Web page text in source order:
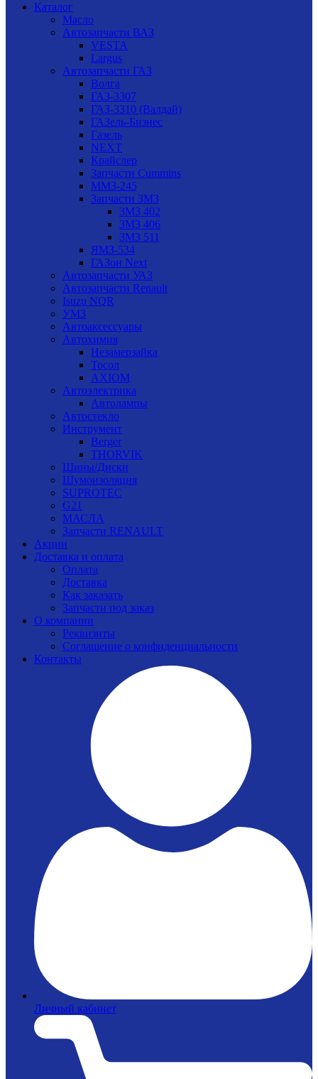
Каталог
Масло
Автозапчасти ВАЗ
VESTA
Largus
Автозапчасти ГАЗ
Волга
ГАЗ-3307
ГАЗ-3310 (Валдай)
ГАЗель-Бизнес
Газель
NEXT
Крайслер
Запчасти Cummins
ММЗ-245
Запчасти ЗМЗ
ЗМЗ 402
ЗМЗ 406
ЗМЗ 511
ЯМЗ-534
ГАЗон Next
Автозапчасти УАЗ
Автозапчасти Renault
Isuzu NQR
УМЗ
Автоаксессуары
Автохимия
Незамерзайка
Тосол
AXIOM
Автоэлектрика
Автолампы
Автостекло
Инструмент
Berger
THORVIK
Шины/Диски
Шумоизоляция
SUPROTEC
G21
МАСЛА
Запчасти RENAULT
Акции
Доставка и оплата
Оплата
Доставка
Как заказать
Запчасти под заказ
О компании
Реквизиты
Соглашение о конфиденциальности
Контакты
Личный кабинет